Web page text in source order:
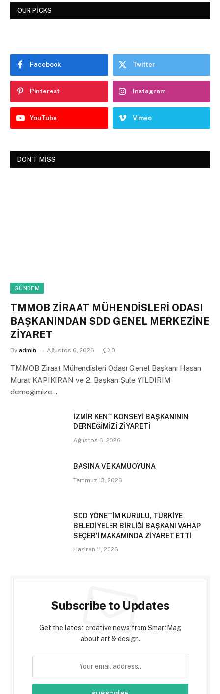
OUR PICKS
Facebook Twitter
Pinterest Instagram
YouTube Vimeo
DON'T MISS
GÜNDEM
TMMOB ZİRAAT MÜHENDİSLERİ ODASI
BAŞKANINDAN SDD GENEL MERKEZİNE
ZİYARET
By admin Ağustos 6, 2026 0
TMMOB Ziraat Mühendisleri Odası Genel Başkanı Hasan
Murat KAPIKIRAN ve 2. Başkan Şule YILDIRIM
derneğimize…
İZMİR KENT KONSEYİ BAŞKANININ
DERNEĞİMİZİ ZİYARETİ
Ağustos 6, 2026
BASINA VE KAMUOYUNA
Temmuz 13, 2026
SDD YÖNETİM KURULU, TÜRKİYE
BELEDİYELER BİRLİĞİ BAŞKANI VAHAP
SEÇER’İ MAKAMINDA ZİYARET ETTİ
Haziran 11, 2026
Subscribe to Updates
Get the latest creative news from SmartMag
about art & design.